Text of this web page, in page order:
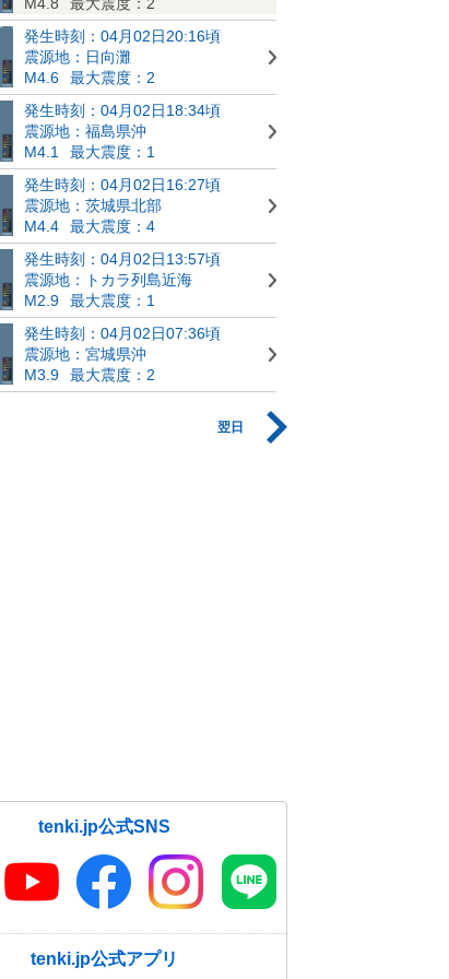
発生時刻：04月02日20:16頃
震源地：日向灘
M4.6
最大震度：2
発生時刻：04月02日18:34頃
震源地：福島県沖
M4.1
最大震度：1
発生時刻：04月02日16:27頃
震源地：茨城県北部
M4.4
最大震度：4
発生時刻：04月02日13:57頃
震源地：トカラ列島近海
M2.9
最大震度：1
発生時刻：04月02日07:36頃
震源地：宮城県沖
M3.9
最大震度：2
翌日
tenki.jp公式SNS
tenki.jp公式アプリ